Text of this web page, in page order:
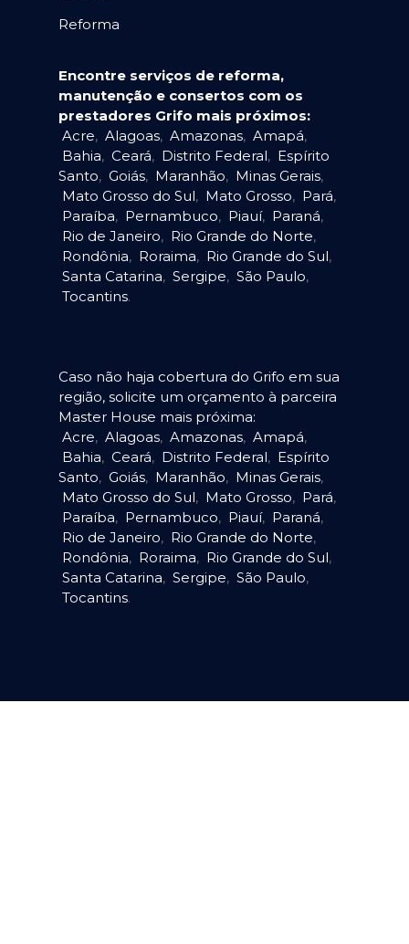
Reforma
Encontre serviços de reforma,
manutenção e consertos com os
prestadores Grifo mais próximos:
Acre, Alagoas, Amazonas, Amapá,
Bahia, Ceará, Distrito Federal, Espírito
Santo, Goiás, Maranhão, Minas Gerais,
Mato Grosso do Sul, Mato Grosso, Pará,
Paraíba, Pernambuco, Piauí, Paraná,
Rio de Janeiro, Rio Grande do Norte,
Rondônia, Roraima, Rio Grande do Sul,
Santa Catarina, Sergipe, São Paulo,
Tocantins.
Caso não haja cobertura do Grifo em sua
região, solicite um orçamento à parceira
Master House mais próxima:
Acre, Alagoas, Amazonas, Amapá,
Bahia, Ceará, Distrito Federal, Espírito
Santo, Goiás, Maranhão, Minas Gerais,
Mato Grosso do Sul, Mato Grosso, Pará,
Paraíba, Pernambuco, Piauí, Paraná,
Rio de Janeiro, Rio Grande do Norte,
Rondônia, Roraima, Rio Grande do Sul,
Santa Catarina, Sergipe, São Paulo,
Tocantins.